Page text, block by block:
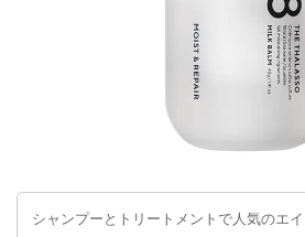
シャンプーとトリートメントで人気のエイ